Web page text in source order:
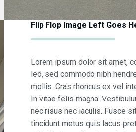
Flip Flop Image Left Goes
Lorem ipsum dolor sit amet,
leo, sed commodo nibh
mollis. Cras rhoncus ex vel
In vitae felis magna.
nec risus nec iaculis. Fusce
tincidunt metus quis lacus